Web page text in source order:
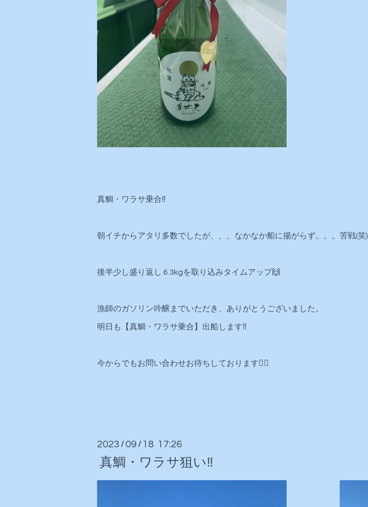
真鯛・ワラサ乗合‼️
朝イチからアタリ多数でしたが、、、なかなか船に揚がらず。。。苦戦(笑)
後半少し盛り返し 6.3kgを取り込みタイムアップ🙌
漁師のガソリン吟醸までいただき、ありがとうございました。
明日も【真鯛・ワラサ乗合】出船します‼️
今からでもお問い合わせお待ちしております🙇‍♂️
2023 / 09 / 18 17:26
真鯛・ワラサ狙い‼️